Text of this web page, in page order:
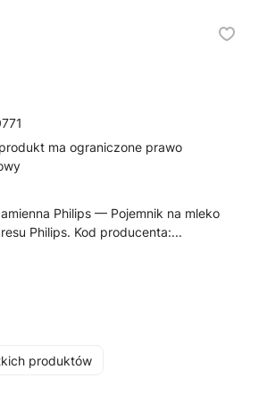
ma ograniczone prawo
Philips — Pojemnik na mleko
Philips. Kod producenta:...
produktów